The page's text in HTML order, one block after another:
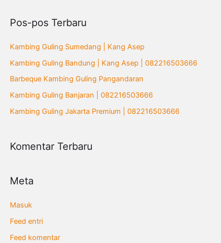
i
u
k
:
Pos-pos Terbaru
Kambing Guling Sumedang | Kang Asep
Kambing Guling Bandung | Kang Asep | 082216503666
Barbeque Kambing Guling Pangandaran
Kambing Guling Banjaran | 082216503666
Kambing Guling Jakarta Premium | 082216503666
Komentar Terbaru
Meta
Masuk
Feed entri
Feed komentar